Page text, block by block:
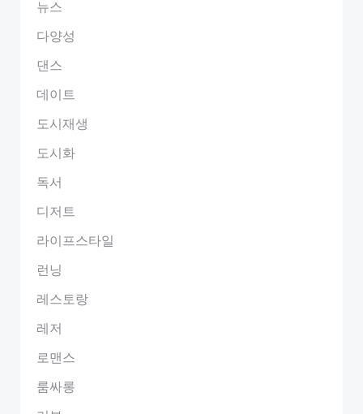
뉴스
다양성
댄스
데이트
도시재생
도시화
독서
디저트
라이프스타일
런닝
레스토랑
레저
로맨스
룸싸롱